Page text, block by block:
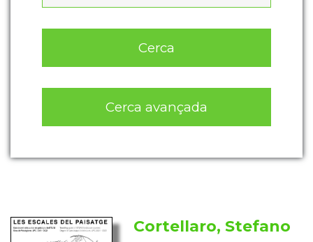
Cerca
Cerca avançada
Cortellaro, Stefano